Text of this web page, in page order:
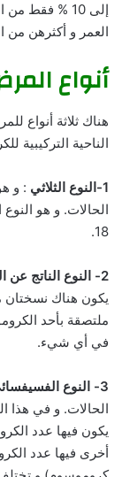
إلى 10 %
العمر و أكثرهن من
أنواع
هناك ثلاثة أنواع
الناحية التركيبية
1-النوع الثلاثي
الحالات. و هو
18.
2- النوع الناتج عن التصاق الكروموسومات :
ملتصقة بأحد
في أي شيء.
3- النوع الفسيفسائي(المتعدد الخلايا):
الحالات. و في هذا